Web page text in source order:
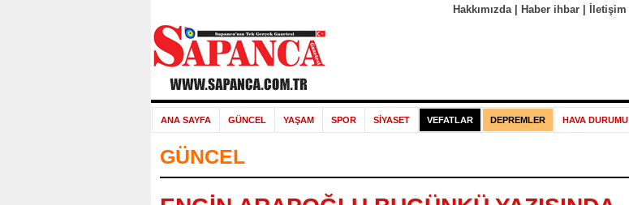
Hakkımızda| Haber ihbar| İletişim
ANA SAYFA GÜNCEL YAŞAM SPOR SİYASET VEFATLAR DEPREMLER HAVA DURUMU
GÜNCEL